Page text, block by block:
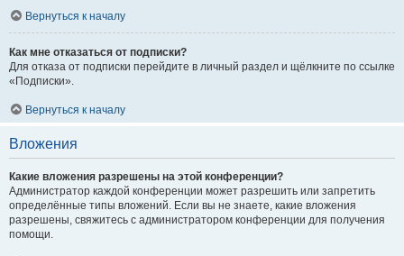
Вернуться к началу
Как мне отказаться от подписки?
Для отказа от подписки перейдите в личный раздел и щёлкните по ссылке
«Подписки».
Вернуться к началу
Вложения
Какие вложения разрешены на этой конференции?
Администратор каждой конференции может разрешить или запретить
определённые типы вложений. Если вы не знаете, какие вложения
разрешены, свяжитесь с администратором конференции для получения
помощи.